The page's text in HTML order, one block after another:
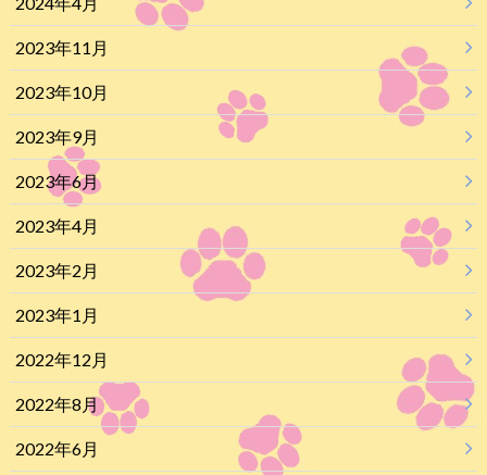
2023年11月
2023年10月
2023年9月
2023年6月
2023年4月
2023年2月
2023年1月
2022年12月
2022年8月
2022年6月